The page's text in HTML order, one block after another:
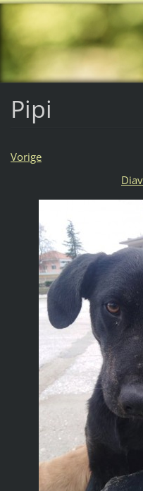
Pipi
Vorige